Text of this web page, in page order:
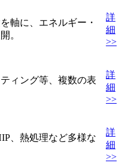
軸に、エネルギー・
。
詳
細
>>
ィング等、複数の表
詳
細
>>
、熱処理など多様な
詳
細
>>